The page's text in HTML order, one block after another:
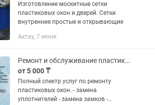
Изготовление москитные сетки
пластиковых окон и дверей. Сетки
внутренние простые и открывающие
Актау, 7 июня
Ремонт и обслуживание пластиковых окон
от 5 000 ₸
Полный спектр услуг по ремонту
пластиковых окон. - замена
уплотнителей - замена замков -